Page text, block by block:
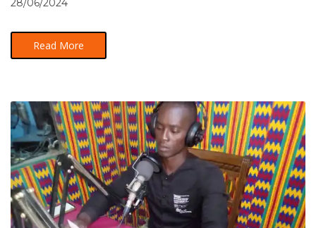
Read More